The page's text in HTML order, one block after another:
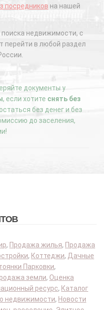
посредников на нашей
недвижимости, с
в любой раздел
документы у
, если хотите снять без
без денег и без
до заселения,
, Продажа жилья, Продажа
, Коттеджи, Дачные
Парковки,
земли, Оценка
ресурс, Каталог
недвижимости, Новости